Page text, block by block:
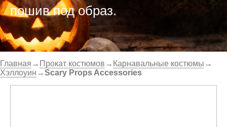
пошив под образ.
Главная → Прокат костюмов → Карнавальные костюмы →
Хэллоуин →Scary Props Accessories